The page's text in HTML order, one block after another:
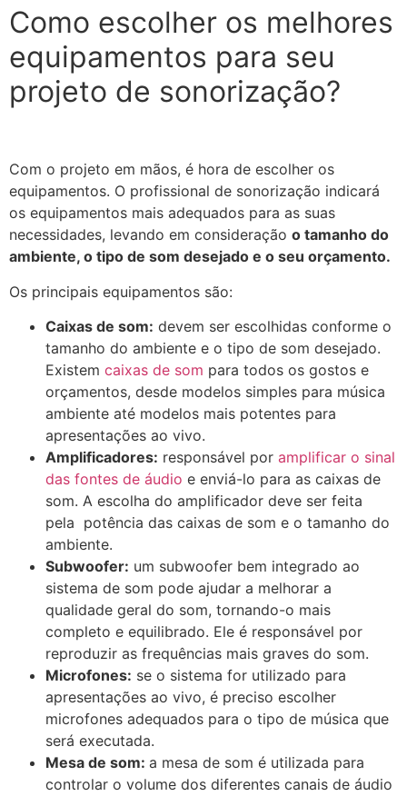
Como escolher os melhores
equipamentos para seu
projeto de sonorização?
Com o projeto em mãos, é hora de escolher os
equipamentos. O profissional de sonorização indicará
os equipamentos mais adequados para as suas
necessidades, levando em consideração o tamanho do
ambiente, o tipo de som desejado e o seu orçamento.
Os principais equipamentos são:
Caixas de som: devem ser escolhidas conforme o
tamanho do ambiente e o tipo de som desejado.
Existem caixas de som para todos os gostos e
orçamentos, desde modelos simples para música
ambiente até modelos mais potentes para
apresentações ao vivo.
Amplificadores: responsável por amplificar o sinal
das fontes de áudio e enviá-lo para as caixas de
som. A escolha do amplificador deve ser feita
pela potência das caixas de som e o tamanho do
ambiente.
Subwoofer: um subwoofer bem integrado ao
sistema de som pode ajudar a melhorar a
qualidade geral do som, tornando-o mais
completo e equilibrado. Ele é responsável por
reproduzir as frequências mais graves do som.
Microfones: se o sistema for utilizado para
apresentações ao vivo, é preciso escolher
microfones adequados para o tipo de música que
será executada.
Mesa de som: a mesa de som é utilizada para
controlar o volume dos diferentes canais de áudio